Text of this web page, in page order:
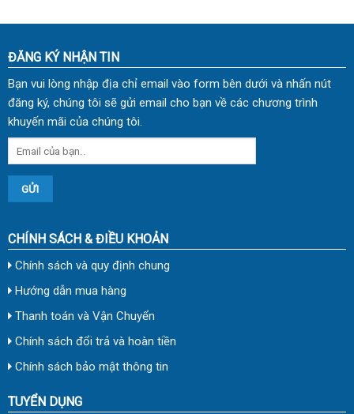
ĐĂNG KÝ NHẬN TIN
Bạn vui lòng nhập địa chỉ email vào form bên dưới và nhấn nút
đăng ký, chúng tôi sẽ gửi email cho bạn về các chương trình
khuyến mãi của chúng tôi.
CHÍNH SÁCH & ĐIỀU KHOẢN
Chính sách và quy định chung
Hướng dẫn mua hàng
Thanh toán và Vận Chuyển
Chính sách đổi trả và hoàn tiền
Chính sách bảo mật thông tin
TUYỂN DỤNG